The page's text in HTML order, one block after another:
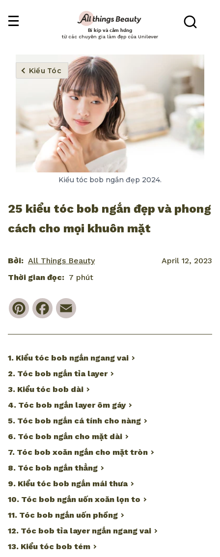
Bí kíp và cảm hứng
từ các chuyên gia làm đẹp của Unilever
Kiểu Tóc
Kiểu tóc bob ngắn đẹp 2024.
25 kiểu tóc bob ngắn đẹp và phong
cách cho mọi khuôn mặt
Bởi: All Things Beauty
April 12, 2023
Thời gian đọc: 7 phút
PinterestFacebook
1. Kiểu tóc bob ngắn ngang vai
2. Tóc bob ngắn tỉa layer
3. Kiểu tóc bob dài
4. Tóc bob ngắn layer ôm gáy
5. Tóc bob ngắn cá tính cho nàng
6. Tóc bob ngắn cho mặt dài
7. Tóc bob xoăn ngắn cho mặt tròn
8. Tóc bob ngắn thẳng
9. Kiểu tóc bob ngắn mái thưa
10. Tóc bob ngắn uốn xoăn lọn to
11. Tóc bob ngắn uốn phồng
12. Tóc bob tỉa layer ngắn ngang vai
13. Kiểu tóc bob tém